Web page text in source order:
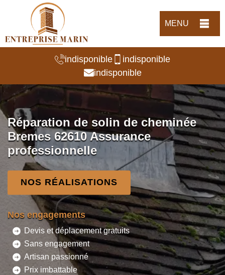
MENU
indisponible
indisponible
indisponible
Réparation de solin de cheminée
Bremes 62610 Assurance
professionnelle
NOS RÉALISATIONS
Nos engagements
Devis et déplacement gratuits
Sans engagement
Artisan passionné
Prix imbattable